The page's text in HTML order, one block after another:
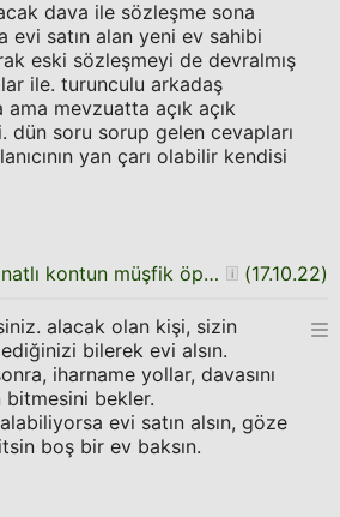
dava ile sözleşme sona
evi satın alan yeni ev sahibi
eski sözleşmeyi de devralmış
ile. turunculu arkadaş
ama mevzuatta açık açık
dün soru sorup gelen cevapları
yan çarı olabilir kendisi
kanatlı kontun müşfik öpücüğü (17.10.22)
alacak olan kişi, sizin
bilerek evi alsın.
iharname yollar, davasını
bitmesini bekler.
evi satın alsın, göze
boş bir ev baksın.